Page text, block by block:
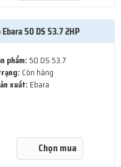
50 DS 53.7 2HP
phẩm: 50 DS 53.7
Còn hàng
xuất: Ebara
Chọn mua